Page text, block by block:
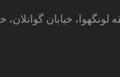
خیابان گوانلان،